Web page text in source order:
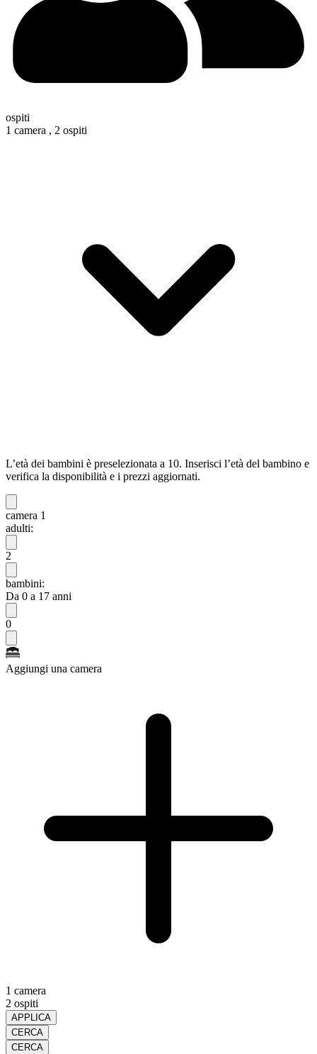
ospiti
1 camera , 2 ospiti
L’età dei bambini è preselezionata a 10. Inserisci l’età del bambino e
verifica la disponibilità e i prezzi aggiornati.
camera 1
adulti:
2
bambini:
Da 0 a 17 anni
0
Aggiungi una camera
1 camera
2 ospiti
APPLICA
CERCA
CERCA